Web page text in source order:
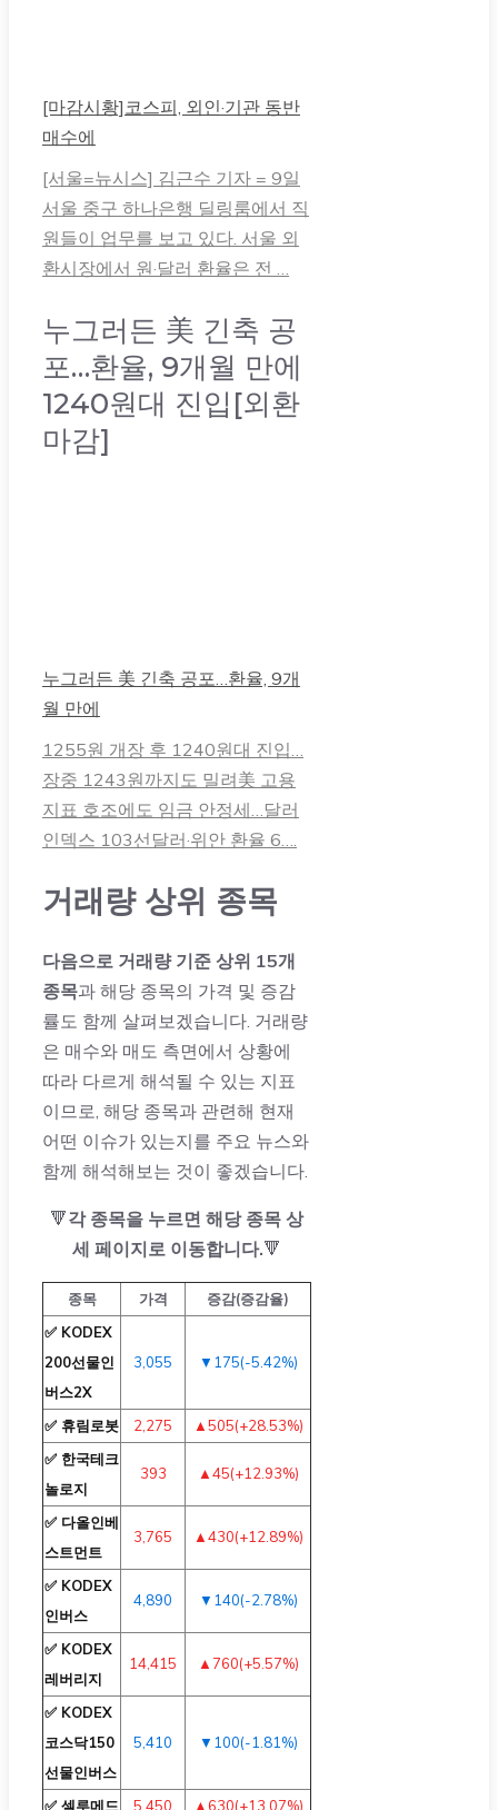
[마감시황]코스피, 외인·기관 동반
매수에
[서울=뉴시스] 김근수 기자 = 9일
서울 중구 하나은행 딜링룸에서 직
원들이 업무를 보고 있다. 서울 외
환시장에서 원·달러 환율은 전 …
누그러든 美 긴축 공
포…환율, 9개월 만에
1240원대 진입[외환
마감]
누그러든 美 긴축 공포…환율, 9개
월 만에
1255원 개장 후 1240원대 진입…
장중 1243원까지도 밀려美 고용
지표 호조에도 임금 안정세…달러
인덱스 103선달러·위안 환율 6….
거래량 상위 종목
다음으로 거래량 기준 상위 15개
종목과 해당 종목의 가격 및 증감
률도 함께 살펴보겠습니다. 거래량
은 매수와 매도 측면에서 상황에
따라 다르게 해석될 수 있는 지표
이므로, 해당 종목과 관련해 현재
어떤 이슈가 있는지를 주요 뉴스와
함께 해석해보는 것이 좋겠습니다.
🔻각 종목을 누르면 해당 종목 상
세 페이지로 이동합니다.🔻
종목 가격
증감(증감율)
✅ KODEX
200선물인
버스2X
3,055 ▼175(-5.42%)
✅ 휴림로봇 2,275
▲505(+28.53%)
✅ 한국테크
놀로지
393 ▲45(+12.93%)
✅ 다올인베
스트먼트
3,765 ▲430(+12.89%)
✅ KODEX
인버스
4,890 ▼140(-2.78%)
✅ KODEX
레버리지
14,415 ▲760(+5.57%)
✅ KODEX
코스닥150
선물인버스
5,410 ▼100(-1.81%)
✅ 셀루메드 5,450 ▲630(+13.07%)